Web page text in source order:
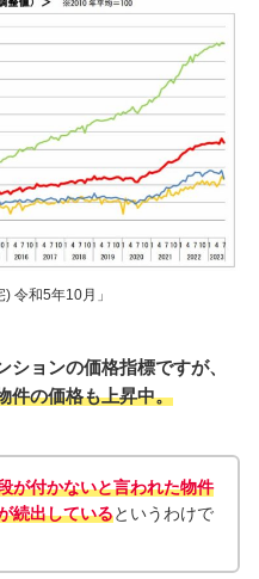
令和5年10月」
ションの価格指標ですが、
件の価格も上昇中。
が付かないと言われた物件
続出しているというわけで